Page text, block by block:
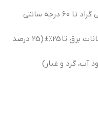
قابلیت کارکرد در دمای 35- درجه سانتی گراد تا 60 درجه سانتی
قابلیت کارکرد بدون نقص درشرایط نوسانات برق تا 25%± (25 درصد